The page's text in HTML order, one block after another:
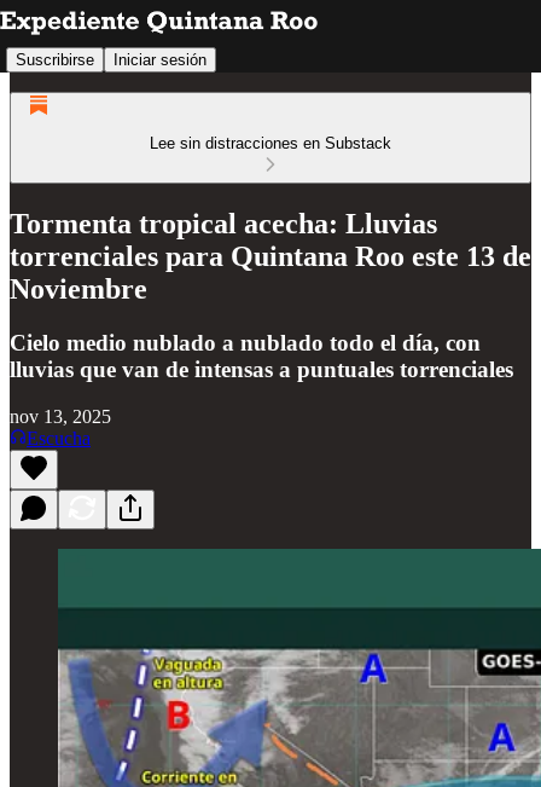
Suscribirse Iniciar sesión
Lee sin distracciones en Substack
Tormenta tropical acecha: Lluvias
torrenciales para Quintana Roo este 13 de
Noviembre
Cielo medio nublado a nublado todo el día, con
lluvias que van de intensas a puntuales torrenciales
nov 13, 2025
Escucha